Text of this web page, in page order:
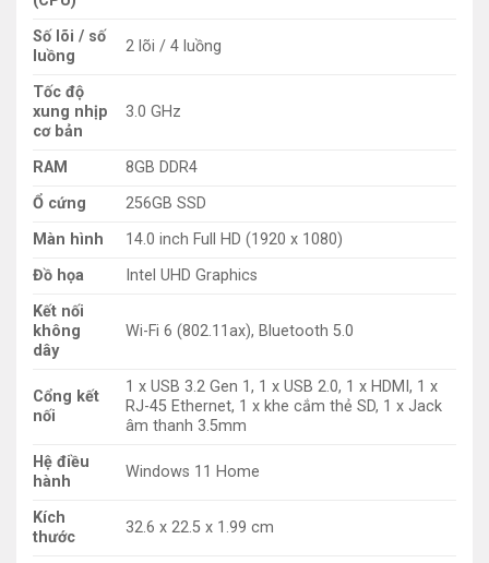
Số lõi / số
luồng
2 lõi / 4 luồng
Tốc độ
xung nhịp
cơ bản
3.0 GHz
RAM
8GB DDR4
Ổ cứng
256GB SSD
Màn hình
14.0 inch Full HD (1920 x 1080)
Đồ họa
Intel UHD Graphics
Kết nối
không
dây
Wi-Fi 6 (802.11ax), Bluetooth 5.0
Cổng kết
nối
1 x USB 3.2 Gen 1, 1 x USB 2.0, 1 x HDMI, 1 x
RJ-45 Ethernet, 1 x khe cắm thẻ SD, 1 x Jack
âm thanh 3.5mm
Hệ điều
hành
Windows 11 Home
Kích
thước
32.6 x 22.5 x 1.99 cm